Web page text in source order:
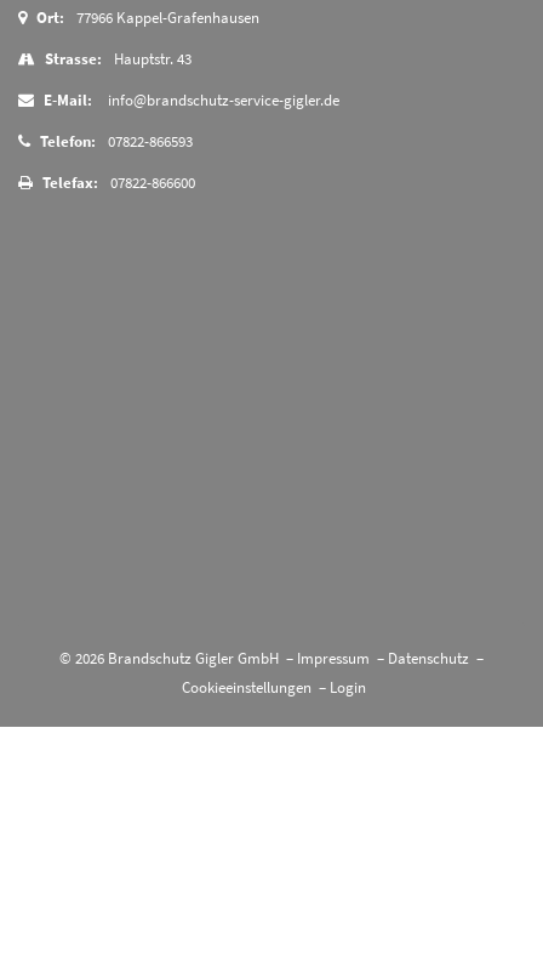
Ort:
77966 Kappel-Grafenhausen
Strasse:
Hauptstr. 43
E-Mail:
info@brandschutz-service-gigler.de
Telefon:
07822-866593
Telefax:
07822-866600
© 2026 Brandschutz Gigler GmbH – Impressum – Datenschutz –
Cookieeinstellungen – Login